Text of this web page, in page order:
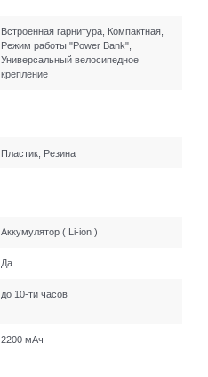
Встроенная гарнитура, Компактная,
Режим работы "Power Bank",
Универсальный велосипедное
крепление
Пластик, Резина
Аккумулятор ( Li-ion )
Да
до 10-ти часов
2200 мАч